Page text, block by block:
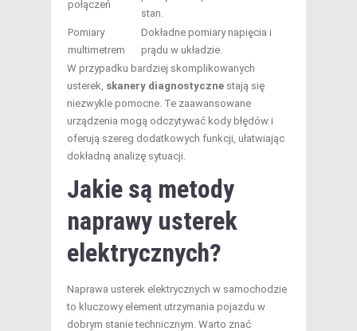
połączeń
stan.
Pomiary
multimetrem
Dokładne pomiary napięcia i
prądu w układzie.
W przypadku bardziej skomplikowanych
usterek, skanery diagnostyczne stają się
niezwykle pomocne. Te zaawansowane
urządzenia mogą odczytywać kody błędów i
oferują szereg dodatkowych funkcji, ułatwiając
dokładną analizę sytuacji.
Jakie są metody
naprawy usterek
elektrycznych?
Naprawa usterek elektrycznych w samochodzie
to kluczowy element utrzymania pojazdu w
dobrym stanie technicznym. Warto znać